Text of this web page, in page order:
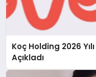
Koç Holding 2026
Açıkladı